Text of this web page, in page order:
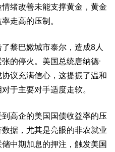
绪改善未能支撑黄金，黄金
走高的压制。
黎巴嫩城市泰尔，造成8人
的停火。美国总统唐纳德·
议充满信心，这提振了温和
于主要对手适度走软。
高企的美国国债收益率的压
据，尤其是亮眼的非农就业
中期加息的押注，触发美国